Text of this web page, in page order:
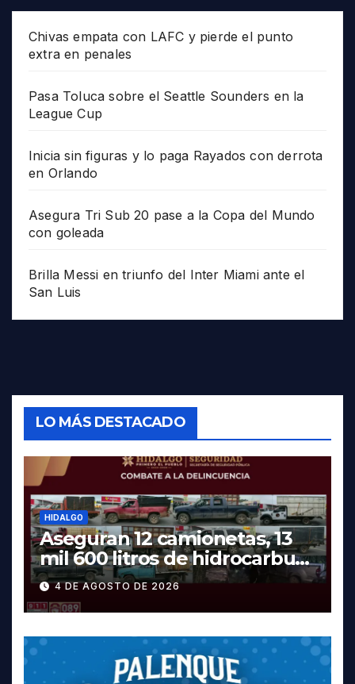
Chivas empata con LAFC y pierde el punto
extra en penales
Pasa Toluca sobre el Seattle Sounders en la
League Cup
Inicia sin figuras y lo paga Rayados con derrota
en Orlando
Asegura Tri Sub 20 pase a la Copa del Mundo
con goleada
Brilla Messi en triunfo del Inter Miami ante el
San Luis
LO MÁS DESTACADO
HIDALGO
Aseguran 12 camionetas, 13
mil 600 litros de hidrocarburo
y dos vehículos robados en
Tula
4 DE AGOSTO DE 2026